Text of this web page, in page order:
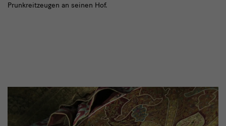
Prunkreitzeugen an seinen Hof.